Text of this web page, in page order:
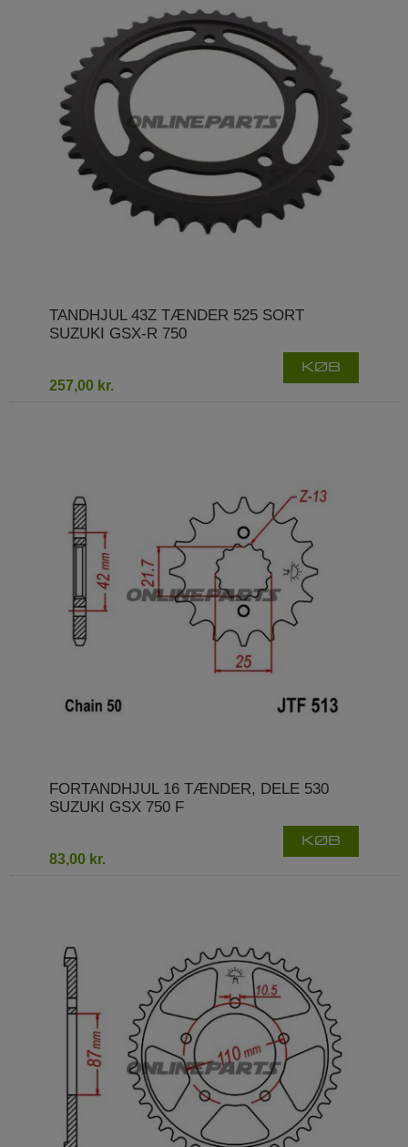
TANDHJUL 43Z TÆNDER 525 SORT
SUZUKI GSX-R 750
257,00 kr.
KØB
FORTANDHJUL 16 TÆNDER, DELE 530
SUZUKI GSX 750 F
83,00 kr.
KØB